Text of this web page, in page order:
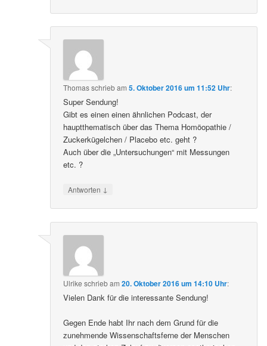
Thomasschriebam5. Oktober 2016 um 11:52 Uhr:
Super Sendung!
Gibt es einen einen ähnlichen Podcast, der
hauptthematisch über das Thema Homöopathie /
Zuckerkügelchen / Placebo etc. geht ?
Auch über die „Untersuchungen“ mit Messungen
etc. ?
Antworten ↓
Ulrike schriebam20. Oktober 2016 um 14:10 Uhr:
Vielen Dank für die interessante Sendung!
Gegen Ende habt Ihr nach dem Grund für die
zunehmende Wissenschaftsferne der Menschen